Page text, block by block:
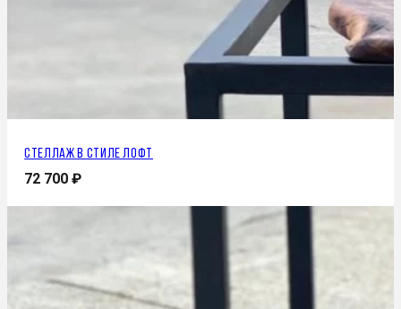
Стеллаж в стиле лофт
72 700₽